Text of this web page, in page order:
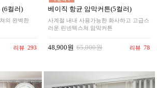
(6컬러)
의 완벽한
리뷰 293
베이직 항균 암막커튼(5컬러)
사계절 내내 사용가능한 화사하고 고급스
러운 린넨텍스쳐 암막커튼
48,900원 65,000원 리뷰 78